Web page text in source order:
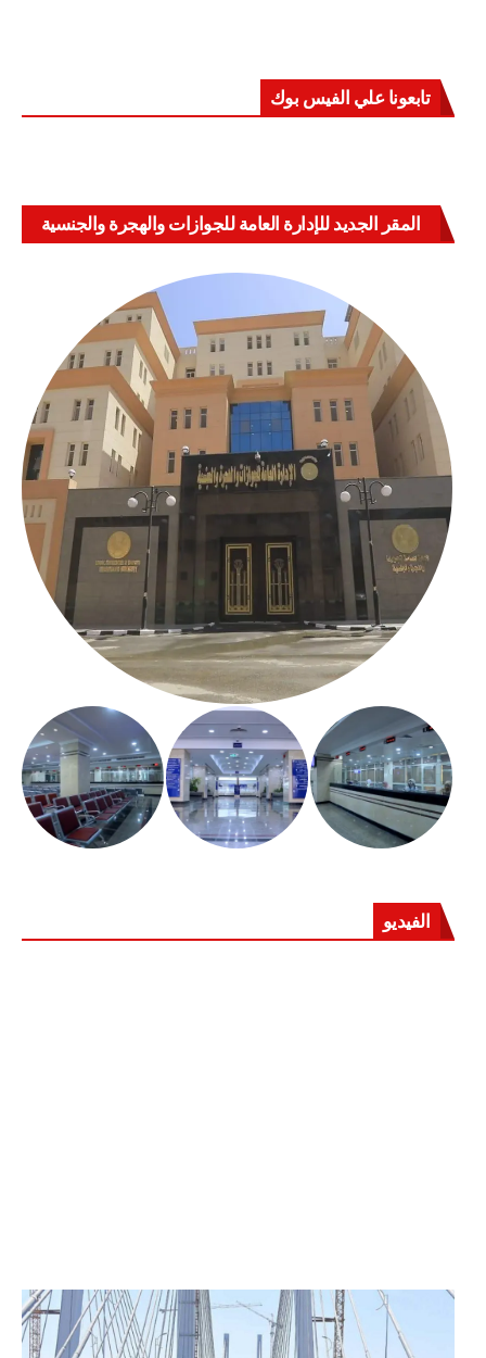
تابعونا علي الفيس بوك
المقر الجديد للإدارة العامة للجوازات والهجرة والجنسية
الفيديو
الرئيس عبد الفتاح السيسي يفتتح محور روض الفرج
وكوبري تحيا مصر